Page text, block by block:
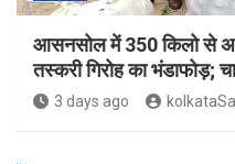
आसनसोल में 350 किलो से
तस्करी गिरोह का भंडाफोड़;
3 days ago